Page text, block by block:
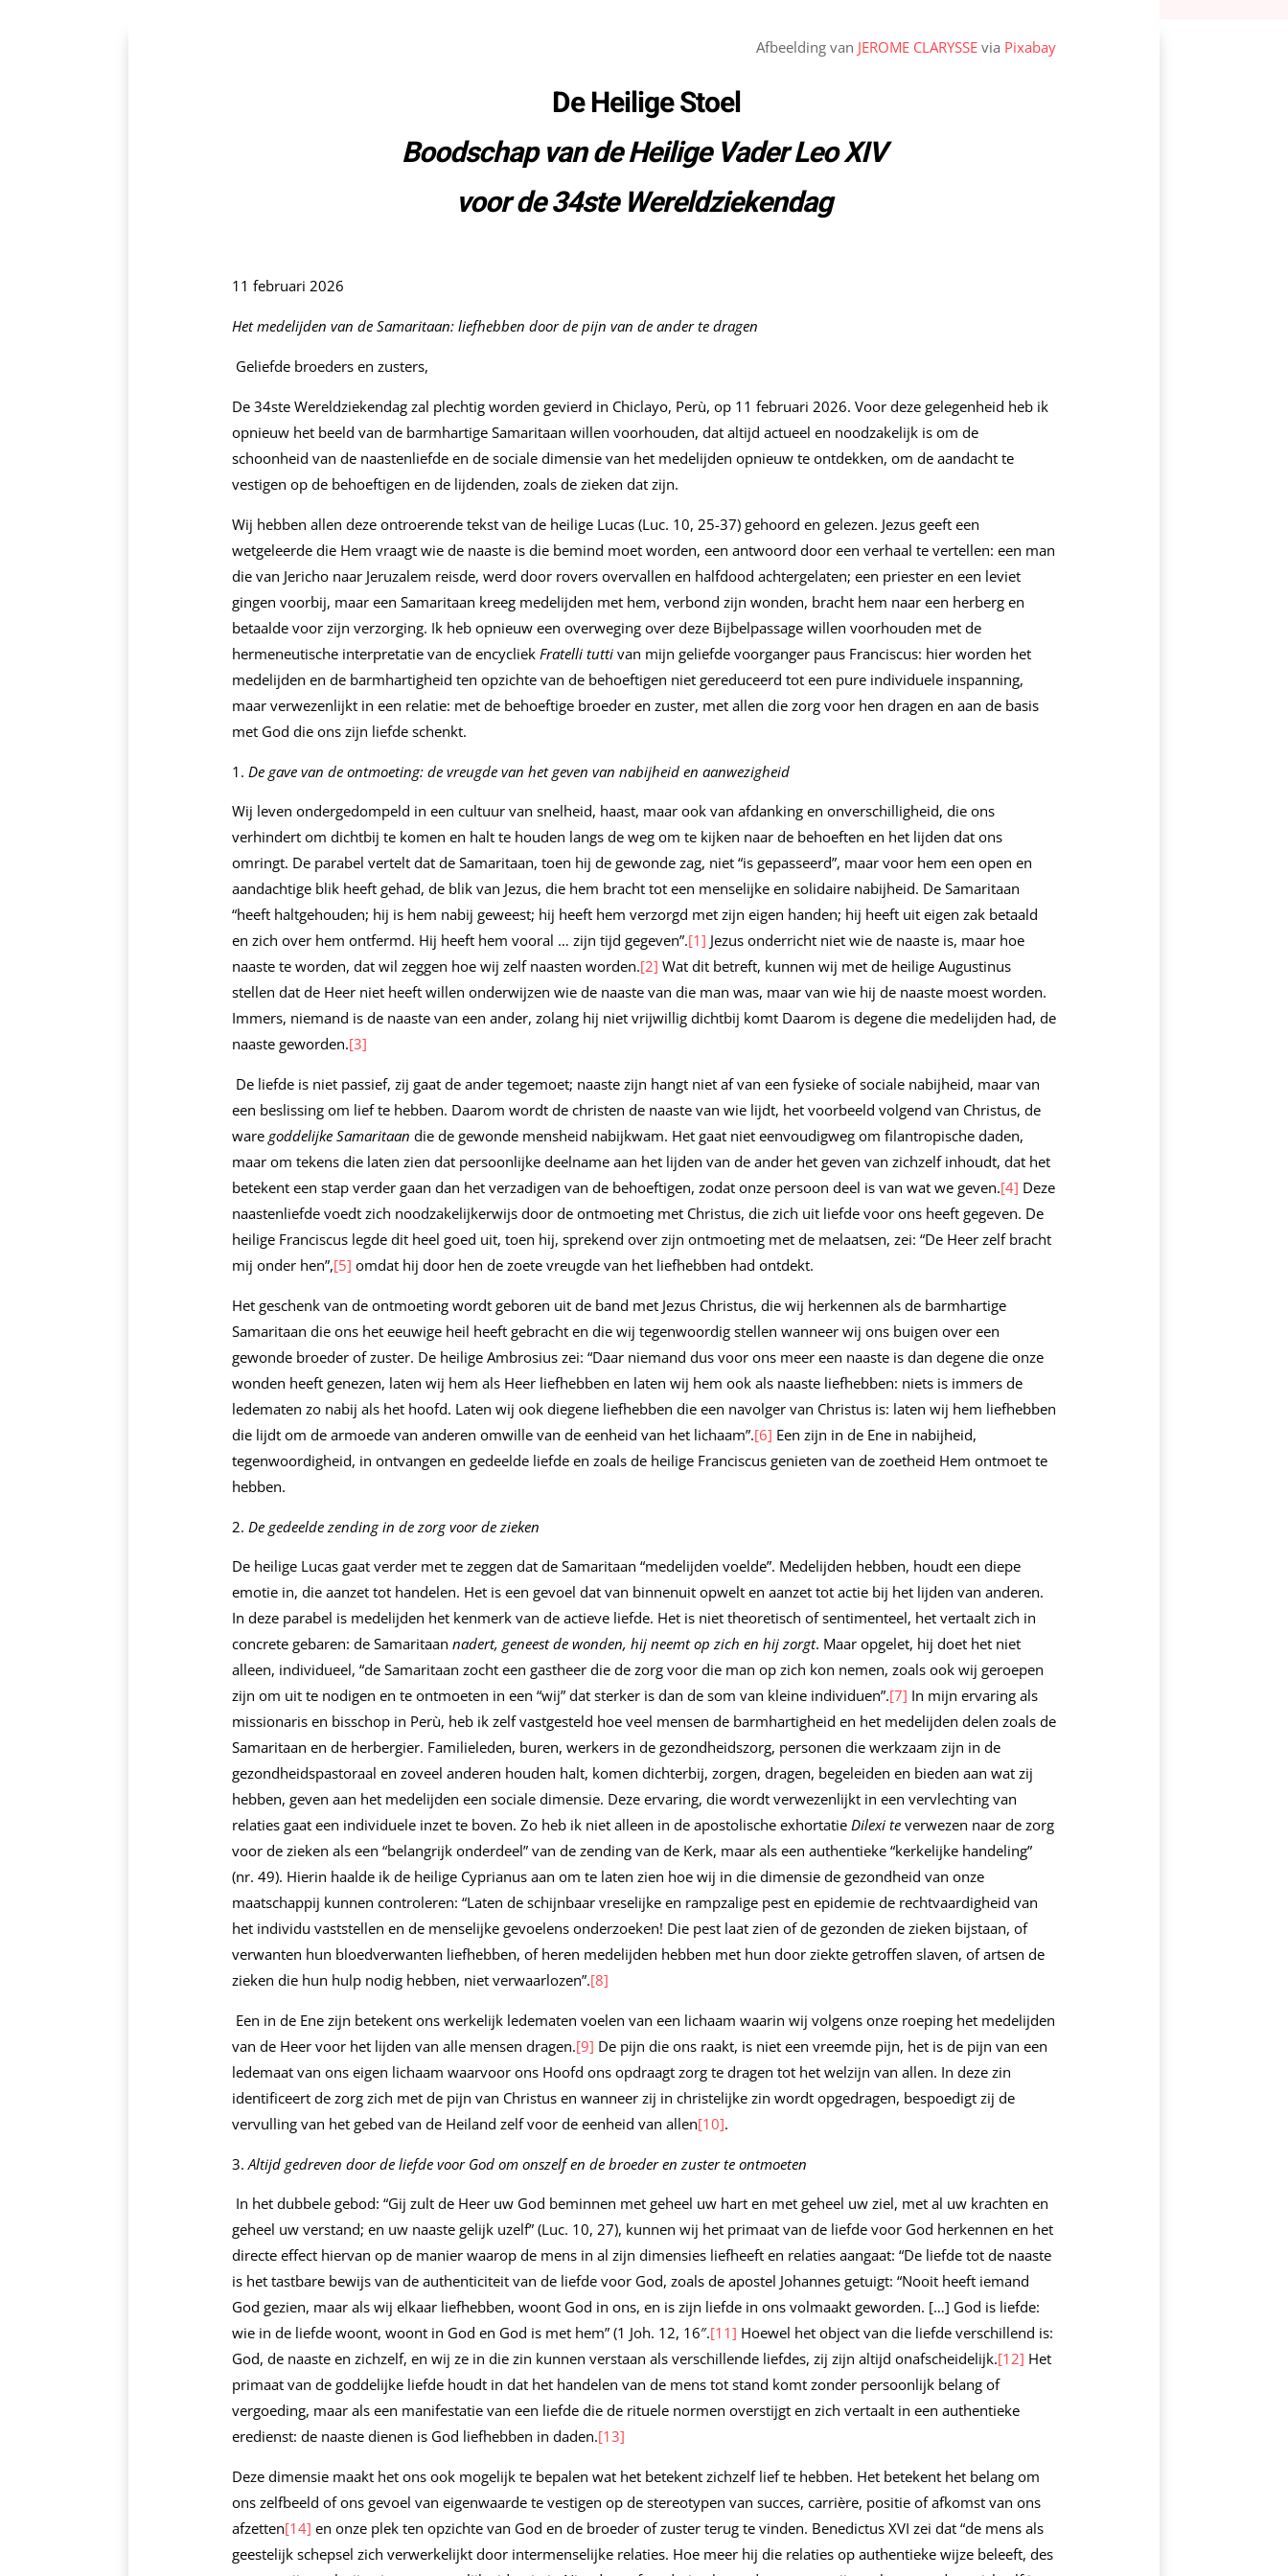
Afbeelding van JEROME CLARYSSE via Pixabay
De Heilige Stoel
Boodschap van de Heilige Vader Leo XIV
voor de 34steWereldziekendag
11 februari 2026
Het medelijden van de Samaritaan: liefhebben door de pijn van de ander te dragen
Geliefde broeders en zusters,
De 34ste Wereldziekendag zal plechtig worden gevierd in Chiclayo, Perù, op 11 februari 2026. Voor deze gelegenheid heb ik
opnieuw het beeld van de barmhartige Samaritaan willen voorhouden, dat altijd actueel en noodzakelijk is om de
schoonheid van de naastenliefde en de sociale dimensie van het medelijden opnieuw te ontdekken, om de aandacht te
vestigen op de behoeftigen en de lijdenden, zoals de zieken dat zijn.
Wij hebben allen deze ontroerende tekst van de heilige Lucas (Luc. 10, 25-37) gehoord en gelezen. Jezus geeft een
wetgeleerde die Hem vraagt wie de naaste is die bemind moet worden, een antwoord door een verhaal te vertellen: een man
die van Jericho naar Jeruzalem reisde, werd door rovers overvallen en halfdood achtergelaten; een priester en een leviet
gingen voorbij, maar een Samaritaan kreeg medelijden met hem, verbond zijn wonden, bracht hem naar een herberg en
betaalde voor zijn verzorging. Ik heb opnieuw een overweging over deze Bijbelpassage willen voorhouden met de
hermeneutische interpretatie van de encycliek Fratelli tuttivan mijn geliefde voorganger paus Franciscus: hier worden het
medelijden en de barmhartigheid ten opzichte van de behoeftigen niet gereduceerd tot een pure individuele inspanning,
maar verwezenlijkt in een relatie: met de behoeftige broeder en zuster, met allen die zorg voor hen dragen en aan de basis
met God die ons zijn liefde schenkt.
De gave van de ontmoeting: de vreugde van het geven van nabijheid en aanwezigheid
Wij leven ondergedompeld in een cultuur van snelheid, haast, maar ook van afdanking en onverschilligheid, die ons
verhindert om dichtbij te komen en halt te houden langs de weg om te kijken naar de behoeften en het lijden dat ons
omringt. De parabel vertelt dat de Samaritaan, toen hij de gewonde zag, niet “is gepasseerd”, maar voor hem een open en
aandachtige blik heeft gehad, de blik van Jezus, die hem bracht tot een menselijke en solidaire nabijheid. De Samaritaan
“heeft haltgehouden; hij is hem nabij geweest; hij heeft hem verzorgd met zijn eigen handen; hij heeft uit eigen zak betaald
en zich over hem ontfermd. Hij heeft hem vooral … zijn tijd gegeven”.[1] Jezus onderricht niet wie de naaste is, maar hoe
naaste te worden, dat wil zeggen hoe wij zelf naasten worden.[2] Wat dit betreft, kunnen wij met de heilige Augustinus
stellen dat de Heer niet heeft willen onderwijzen wie de naaste van die man was, maar van wie hij de naaste moest worden.
Immers, niemand is de naaste van een ander, zolang hij niet vrijwillig dichtbij komt Daarom is degene die medelijden had, de
naaste geworden.[3]
De liefde is niet passief, zij gaat de ander tegemoet; naaste zijn hangt niet af van een fysieke of sociale nabijheid, maar van
een beslissing om lief te hebben. Daarom wordt de christen de naaste van wie lijdt, het voorbeeld volgend van Christus, de
ware goddelijke Samaritaan die de gewonde mensheid nabijkwam. Het gaat niet eenvoudigweg om filantropische daden,
maar om tekens die laten zien dat persoonlijke deelname aan het lijden van de ander het geven van zichzelf inhoudt, dat het
betekent een stap verder gaan dan het verzadigen van de behoeftigen, zodat onze persoon deel is van wat we geven.[4] Deze
naastenliefde voedt zich noodzakelijkerwijs door de ontmoeting met Christus, die zich uit liefde voor ons heeft gegeven. De
heilige Franciscus legde dit heel goed uit, toen hij, sprekend over zijn ontmoeting met de melaatsen, zei: “De Heer zelf bracht
mij onder hen”,[5] omdat hij door hen de zoete vreugde van het liefhebben had ontdekt.
Het geschenk van de ontmoeting wordt geboren uit de band met Jezus Christus, die wij herkennen als de barmhartige
Samaritaan die ons het eeuwige heil heeft gebracht en die wij tegenwoordig stellen wanneer wij ons buigen over een
gewonde broeder of zuster. De heilige Ambrosius zei: “Daar niemand dus voor ons meer een naaste is dan degene die onze
wonden heeft genezen, laten wij hem als Heer liefhebben en laten wij hem ook als naaste liefhebben: niets is immers de
ledematen zo nabij als het hoofd. Laten wij ook diegene liefhebben die een navolger van Christus is: laten wij hem liefhebben
die lijdt om de armoede van anderen omwille van de eenheid van het lichaam”.[6] Een zijn in de Ene in nabijheid,
tegenwoordigheid, in ontvangen en gedeelde liefde en zoals de heilige Franciscus genieten van de zoetheid Hem ontmoet te
hebben.
De gedeelde zending in de zorg voor de zieken
De heilige Lucas gaat verder met te zeggen dat de Samaritaan “medelijden voelde”. Medelijden hebben, houdt een diepe
emotie in, die aanzet tot handelen. Het is een gevoel dat van binnenuit opwelt en aanzet tot actie bij het lijden van anderen.
In deze parabel is medelijden het kenmerk van de actieve liefde. Het is niet theoretisch of sentimenteel, het vertaalt zich in
concrete gebaren: de Samaritaan nadert, geneest de wonden, hij neemt op zich en hij zorgt. Maar opgelet, hij doet het niet
alleen, individueel, “de Samaritaan zocht een gastheer die de zorg voor die man op zich kon nemen, zoals ook wij geroepen
zijn om uit te nodigen en te ontmoeten in een “wij” dat sterker is dan de som van kleine individuen”.[7] In mijn ervaring als
missionaris en bisschop in Perù, heb ik zelf vastgesteld hoe veel mensen de barmhartigheid en het medelijden delen zoals de
Samaritaan en de herbergier. Familieleden, buren, werkers in de gezondheidszorg, personen die werkzaam zijn in de
gezondheidspastoraal en zoveel anderen houden halt, komen dichterbij, zorgen, dragen, begeleiden en bieden aan wat zij
hebben, geven aan het medelijden een sociale dimensie. Deze ervaring, die wordt verwezenlijkt in een vervlechting van
relaties gaat een individuele inzet te boven. Zo heb ik niet alleen in de apostolische exhortatie Dilexi teverwezen naar de zorg
voor de zieken als een “belangrijk onderdeel” van de zending van de Kerk, maar als een authentieke “kerkelijke handeling”
(nr. 49). Hierin haalde ik de heilige Cyprianus aan om te laten zien hoe wij in die dimensie de gezondheid van onze
maatschappij kunnen controleren: “Laten de schijnbaar vreselijke en rampzalige pest en epidemie de rechtvaardigheid van
het individu vaststellen en de menselijke gevoelens onderzoeken! Die pest laat zien of de gezonden de zieken bijstaan, of
verwanten hun bloedverwanten liefhebben, of heren medelijden hebben met hun door ziekte getroffen slaven, of artsen de
zieken die hun hulp nodig hebben, niet verwaarlozen”.[8]
Een in de Ene zijn betekent ons werkelijk ledematen voelen van een lichaam waarin wij volgens onze roeping het medelijden
van de Heer voor het lijden van alle mensen dragen.[9] De pijn die ons raakt, is niet een vreemde pijn, het is de pijn van een
ledemaat van ons eigen lichaam waarvoor ons Hoofd ons opdraagt zorg te dragen tot het welzijn van allen. In deze zin
identificeert de zorg zich met de pijn van Christus en wanneer zij in christelijke zin wordt opgedragen, bespoedigt zij de
vervulling van het gebed van de Heiland zelf voor de eenheid van allen[10].
Altijd gedreven door de liefde voor God om onszelf en de broeder en zuster te ontmoeten
In het dubbele gebod: “Gij zult de Heer uw God beminnen met geheel uw hart en met geheel uw ziel, met al uw krachten en
geheel uw verstand; en uw naaste gelijk uzelf” (Luc. 10, 27), kunnen wij het primaat van de liefde voor God herkennen en het
directe effect hiervan op de manier waarop de mens in al zijn dimensies liefheeft en relaties aangaat: “De liefde tot de naaste
is het tastbare bewijs van de authenticiteit van de liefde voor God, zoals de apostel Johannes getuigt: “Nooit heeft iemand
God gezien, maar als wij elkaar liefhebben, woont God in ons, en is zijn liefde in ons volmaakt geworden. […] God is liefde:
wie in de liefde woont, woont in God en God is met hem” (1 Joh. 12, 16″.[11] Hoewel het object van die liefde verschillend is:
God, de naaste en zichzelf, en wij ze in die zin kunnen verstaan als verschillende liefdes, zij zijn altijd onafscheidelijk.[12] Het
primaat van de goddelijke liefde houdt in dat het handelen van de mens tot stand komt zonder persoonlijk belang of
vergoeding, maar als een manifestatie van een liefde die de rituele normen overstijgt en zich vertaalt in een authentieke
eredienst: de naaste dienen is God liefhebben in daden.[13]
Deze dimensie maakt het ons ook mogelijk te bepalen wat het betekent zichzelf lief te hebben. Het betekent het belang om
ons zelfbeeld of ons gevoel van eigenwaarde te vestigen op de stereotypen van succes, carrière, positie of afkomst van ons
afzetten[14] en onze plek ten opzichte van God en de broeder of zuster terug te vinden. Benedictus XVI zei dat “de mens als
geestelijk schepsel zich verwerkelijkt door intermenselijke relaties. Hoe meer hij die relaties op authentieke wijze beleeft, des